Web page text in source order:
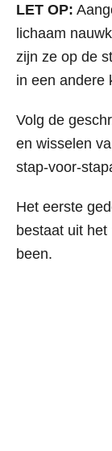
LET OP:
lichaam
zijn ze op de
in een andere
Volg de
en wisselen
stap-voor-
Het eerste
bestaat uit
been.